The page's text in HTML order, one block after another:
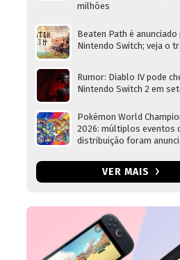
milhões
Beaten Path é anunciado
Nintendo Switch; veja o
Rumor: Diablo IV pode
Nintendo Switch 2 em
Pokémon World
2026: múltiplos eventos
distribuição foram
VER MAIS